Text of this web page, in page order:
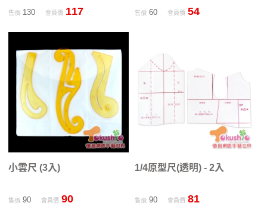
售價130 會員價 117 售價 60 會員價 54
小雲尺 (3入)
售價90 會員價 90
1/4原型尺(透明) - 2入
售價 90 會員價 81